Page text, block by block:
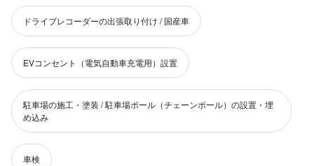
ドライブレコーダーの出張取り付け / 国産車
EVコンセント（電気自動車充電用）設置
駐車場の施工・塗装 / 駐車場ポール（チェーンポール）の設置・埋
め込み
車検